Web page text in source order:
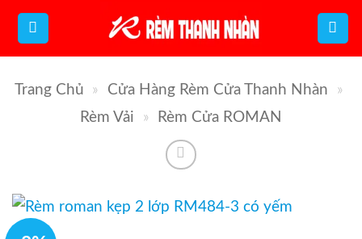
Bỏ
qua
dung
Trang Chủ » Cửa Hàng Rèm Cửa Thanh Nhàn
»
Rèm Vải
» Rèm Cửa ROMAN